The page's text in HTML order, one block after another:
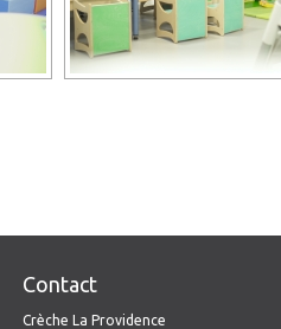
Contact
Crèche La Providence